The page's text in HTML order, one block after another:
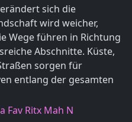
sich die
wird weicher,
Wege führen in Richtung
Abschnitte. Küste,
sorgen für
entlang der gesamten